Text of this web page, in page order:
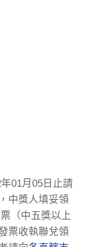
01月05日止請
中獎人填妥領
（中五獎以上
票收執聯兌領